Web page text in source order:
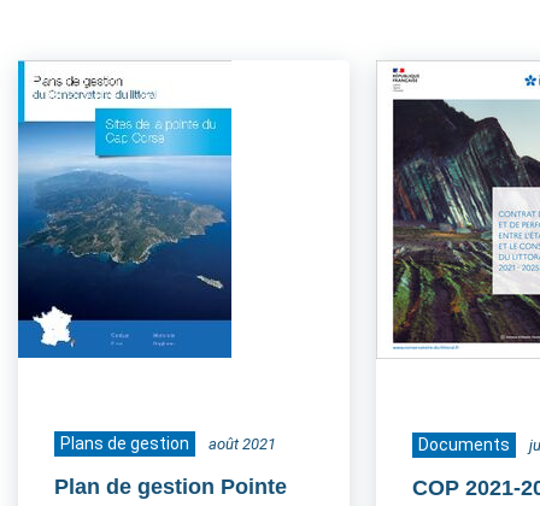
Plans de gestion août 2021
Plan de gestion Pointe
Documents
COP 2021-